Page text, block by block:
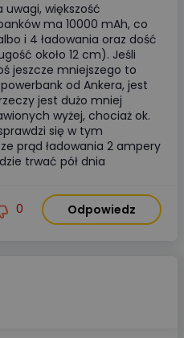
uwagi, większość
ma 10000 mAh, co
i 4 ładowania oraz dość
około 12 cm). Jeśli
jeszcze mniejszego to
powerbank od Ankera, jest
jest dużo mniej
wyżej, chociaż ok.
się w tym
prąd ładowania 2 ampery
trwać pół dnia
0 Odpowiedz